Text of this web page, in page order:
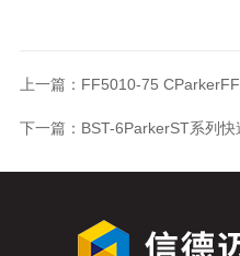
上一篇： FF5010-75
下一篇： BST-6ParkerST系列快